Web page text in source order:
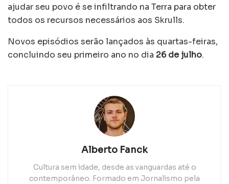
ajudar seu povo é se infiltrando na Terra para obter
todos os recursos necessários aos Skrulls.
Novos episódios serão lançados às quartas-feiras,
concluindo seu primeiro ano no dia 26 de julho.
Alberto Fanck
Cultura sem idade, desde as vanguardas até o
contemporâneo. Formado em Jornalismo pela